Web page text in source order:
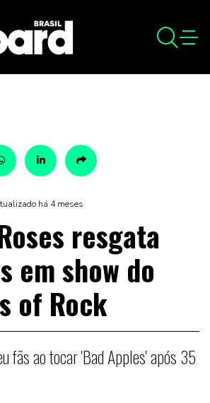
há 4 meses
resgata
em show do
of Rock
fãs ao tocar 'Bad Apples' após 35